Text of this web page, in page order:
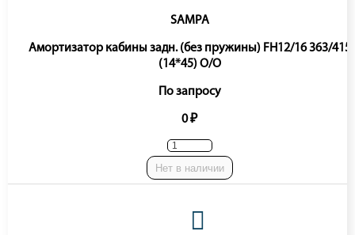
SAMPA
Амортизатор кабины задн. (без пружины) FH12/16 363/415
(14*45) O/O
По запросу
0 ₽
Нет в наличии